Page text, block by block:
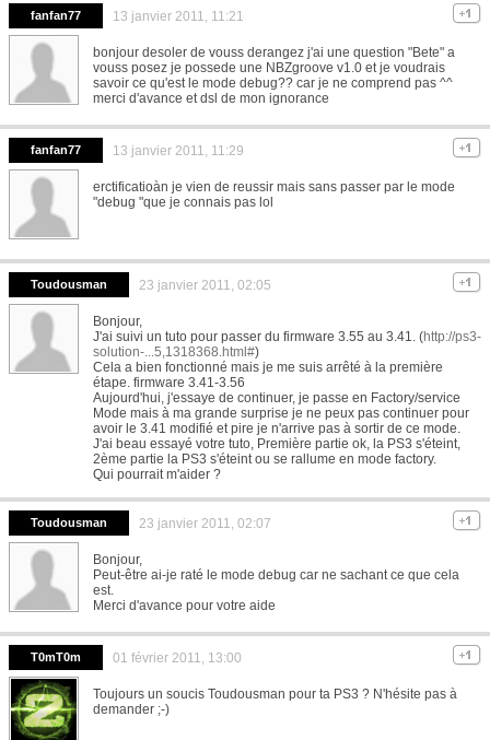
fanfan77 13 janvier 2011, 11:21
bonjour desoler de vouss derangez j'ai une question "Bete" a
vouss posez je possede une NBZgroove v1.0 et je voudrais
savoir ce qu'est le mode debug?? car je ne comprend pas ^^
merci d'avance et dsl de mon ignorance
fanfan77 13 janvier 2011, 11:29
erctificatioàn je vien de reussir mais sans passer par le mode
"debug "que je connais pas lol
Toudousman 23 janvier 2011, 02:05
Bonjour,
J'ai suivi un tuto pour passer du firmware 3.55 au 3.41. (http://ps3-
solution-...5,1318368.html#)
Cela a bien fonctionné mais je me suis arrêté à la première
étape. firmware 3.41-3.56
Aujourd'hui, j'essaye de continuer, je passe en Factory/service
Mode mais à ma grande surprise je ne peux pas continuer pour
avoir le 3.41 modifié et pire je n'arrive pas à sortir de ce mode.
J'ai beau essayé votre tuto, Première partie ok, la PS3 s'éteint,
2ème partie la PS3 s'éteint ou se rallume en mode factory.
Qui pourrait m'aider ?
Toudousman 23 janvier 2011, 02:07
Bonjour,
Peut-être ai-je raté le mode debug car ne sachant ce que cela
est.
Merci d'avance pour votre aide
T0mT0m 01 février 2011, 13:00
Toujours un soucis Toudousman pour ta PS3 ? N'hésite pas à
demander ;-)